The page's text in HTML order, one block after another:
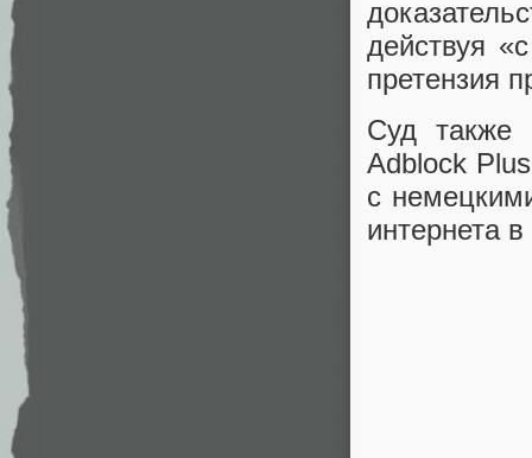
действуя
претензия
Суд также
Adblock
с
интернета